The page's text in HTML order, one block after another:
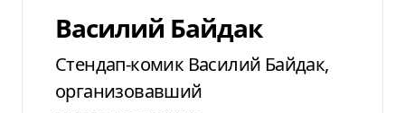
Василий Байдак
Стендап-комик Василий Байдак,
организовавший